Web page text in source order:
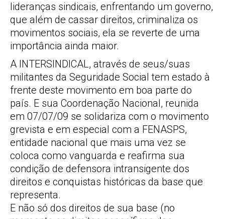
lideranças sindicais, enfrentando um governo,
que além de cassar direitos, criminaliza os
movimentos sociais, ela se reverte de uma
importância ainda maior.
A INTERSINDICAL, através de seus/suas
militantes da Seguridade Social tem estado à
frente deste movimento em boa parte do
país. E sua Coordenação Nacional, reunida
em 07/07/09 se solidariza com o movimento
grevista e em especial com a FENASPS,
entidade nacional que mais uma vez se
coloca como vanguarda e reafirma sua
condição de defensora intransigente dos
direitos e conquistas históricas da base que
representa.
E não só dos direitos de sua base (no